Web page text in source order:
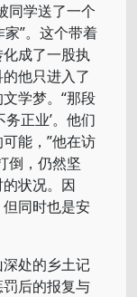
同学送了一个
”。这个带着
成了一股执
他只进入了
学梦。“那段
正业’。他们
能，”他在访
倒，仍然坚
状况。因
同时也是安
处的乡土记
后的报复与